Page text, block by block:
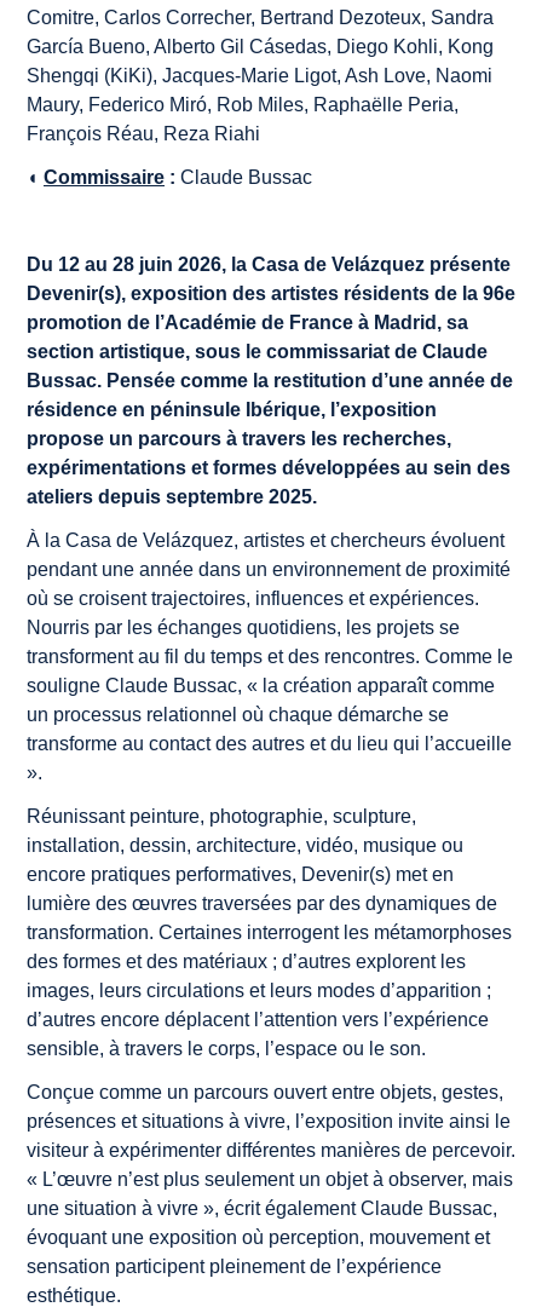
Comitre, Carlos Correcher, Bertrand Dezoteux, Sandra
García Bueno, Alberto Gil Cásedas, Diego Kohli, Kong
Shengqi (KiKi), Jacques-Marie Ligot, Ash Love, Naomi
Maury, Federico Miró, Rob Miles, Raphaëlle Peria,
François Réau, Reza Riahi
◖ Commissaire : Claude Bussac
Du 12 au 28 juin 2026, la Casa de Velázquez présente
Devenir(s), exposition des artistes résidents de la 96e
promotion de l’Académie de France à Madrid, sa
section artistique, sous le commissariat de Claude
Bussac. Pensée comme la restitution d’une année de
résidence en péninsule Ibérique, l’exposition
propose un parcours à travers les recherches,
expérimentations et formes développées au sein des
ateliers depuis septembre 2025.
À la Casa de Velázquez, artistes et chercheurs évoluent
pendant une année dans un environnement de proximité
où se croisent trajectoires, influences et expériences.
Nourris par les échanges quotidiens, les projets se
transforment au fil du temps et des rencontres. Comme le
souligne Claude Bussac, « la création apparaît comme
un processus relationnel où chaque démarche se
transforme au contact des autres et du lieu qui l’accueille
».
Réunissant peinture, photographie, sculpture,
installation, dessin, architecture, vidéo, musique ou
encore pratiques performatives, Devenir(s) met en
lumière des œuvres traversées par des dynamiques de
transformation. Certaines interrogent les métamorphoses
des formes et des matériaux ; d’autres explorent les
images, leurs circulations et leurs modes d’apparition ;
d’autres encore déplacent l’attention vers l’expérience
sensible, à travers le corps, l’espace ou le son.
Conçue comme un parcours ouvert entre objets, gestes,
présences et situations à vivre, l’exposition invite ainsi le
visiteur à expérimenter différentes manières de percevoir.
« L’œuvre n’est plus seulement un objet à observer, mais
une situation à vivre », écrit également Claude Bussac,
évoquant une exposition où perception, mouvement et
sensation participent pleinement de l’expérience
esthétique.